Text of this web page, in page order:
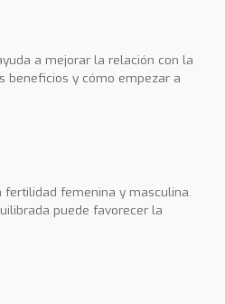
a mejorar la relación con la
beneficios y cómo empezar a
femenina y masculina.
puede favorecer la